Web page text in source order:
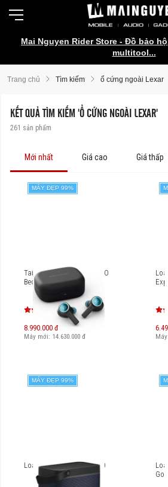
Mai Nguyen Rider Store - Đồ bảo
multitool...
Galaxy Watch Ultra2 |
Trang chủ Tìm kiếm ổ cứng ngoài Lexar
KẾT QUẢ TÌM KIẾM 'Ổ CỨNG NGOÀI LEXAR'
261 sản phẩm
Mới nhất Giá cao Giá thấp
MÁY ĐẸP 99%
Tai nghe True Wireless B&O
Beoplay EX
8.990.000 đ
Máy mới: 14.630.000 đ
MÁY ĐẸP 99%
Loa di động B&O Beolit 20